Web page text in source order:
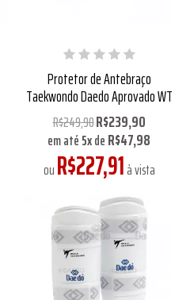
Protetor de Antebraço
Taekwondo Daedo Aprovado WT
R$249,90R$239,90
em até5xdeR$47,98
ouR$227,91à vista